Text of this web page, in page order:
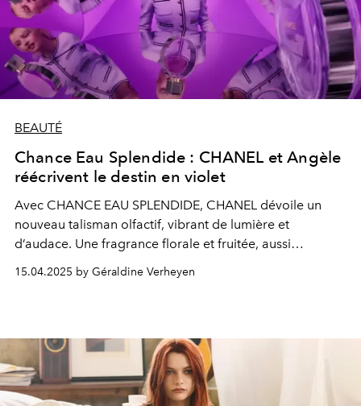
BEAUTÉ
Chance Eau Splendide : CHANEL et Angèle
réécrivent le destin en violet
Avec CHANCE EAU SPLENDIDE, CHANEL dévoile un
nouveau talisman olfactif, vibrant de lumière et
d’audace. Une fragrance florale et fruitée, aussi
magnétique Angèle.
15.04.2025 by Géraldine Verheyen